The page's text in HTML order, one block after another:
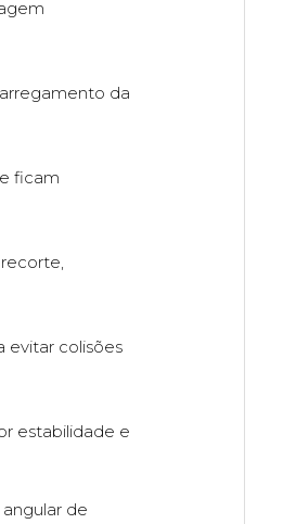
da
ficam
evitar colisões
estabilidade e
de